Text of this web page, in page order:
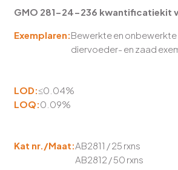
GMO 281-24-236 kwantificatiekit
Exemplaren:Bewerkte en onbewerkte
diervoeder- en zaad
LOD:≤0.04%
LOQ:0.09%
Kat nr./Maat:AB2811 / 25 rxns
AB2812 / 50 rxns